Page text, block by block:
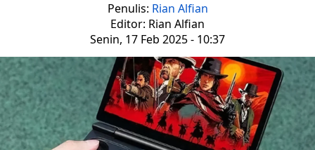
Penulis: Rian Alfian
Editor: Rian Alfian
Senin, 17 Feb 2025 - 10:37